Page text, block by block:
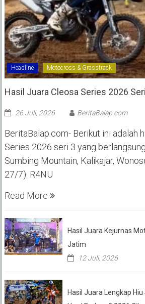
Headline Motocross & Grasstrack
Hasil Juara Cleosa Series 2026
26 Juli, 2026 BeritaBalap.com
BeritaBalap.com- Berikut ini adalah
Series 2026 seri 3 yang
Sumbing Mountain, Kalikajar,
27/7). R4NU
Read More
Hasil Juara Kejurnas
Jatim
12 Juli, 2026
Hasil Juara Lengkap